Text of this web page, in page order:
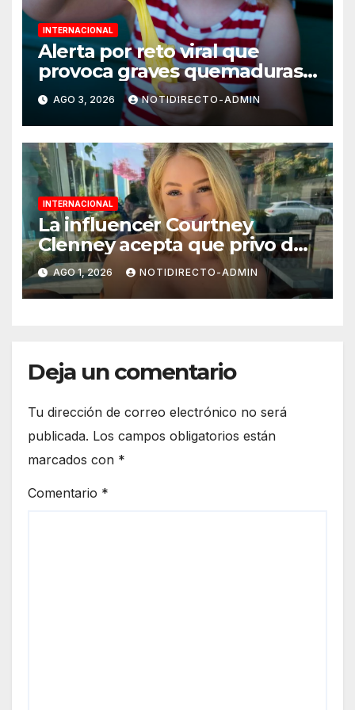
INTERNACIONAL
Alerta por reto viral que
provoca graves quemaduras
en menores
AGO 3, 2026 NOTIDIRECTO-ADMIN
INTERNACIONAL
La influencer Courtney
Clenney acepta que privo de
la vida a su novio tras temer
por su vida
AGO 1, 2026 NOTIDIRECTO-ADMIN
Deja un comentario
Tu dirección de correo electrónico no será
publicada. Los campos obligatorios están
marcados con *
Comentario *